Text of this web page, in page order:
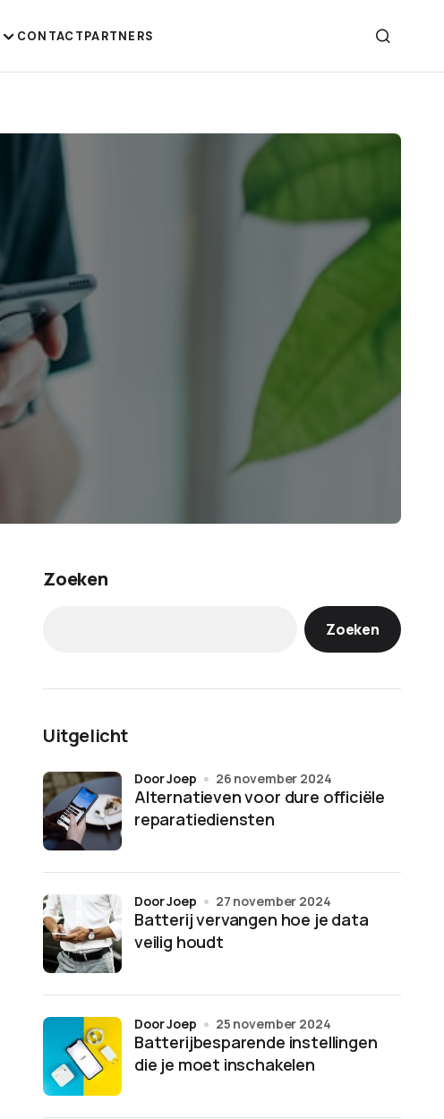
CONTACTPARTNERS
Zoeken
Zoeken
Uitgelicht
Alternatieven voor dure officiële
reparatiediensten
door Joep 26 november 2024
Batterij vervangen hoe je data
veilig houdt
door Joep 27 november 2024
Batterijbesparende instellingen
die je moet inschakelen
door Joep 25 november 2024